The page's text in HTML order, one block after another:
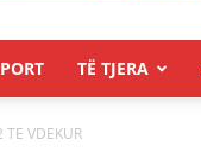
TË TJERA
VDEKUR